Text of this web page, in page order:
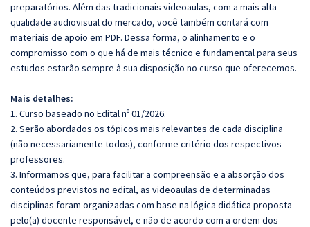
preparatórios. Além das tradicionais videoaulas, com a mais alta
qualidade audiovisual do mercado, você também contará com
materiais de apoio em PDF. Dessa forma, o alinhamento e o
compromisso com o que há de mais técnico e fundamental para seus
estudos estarão sempre à sua disposição no curso que oferecemos.
Mais detalhes:
1. Curso baseado no Edital nº 01/2026.
2. Serão abordados os tópicos mais relevantes de cada disciplina
(não necessariamente todos), conforme critério dos respectivos
professores.
3. Informamos que, para facilitar a compreensão e a absorção dos
conteúdos previstos no edital, as videoaulas de determinadas
disciplinas foram organizadas com base na lógica didática proposta
pelo(a) docente responsável, e não de acordo com a ordem dos